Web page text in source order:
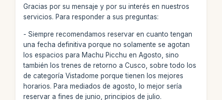
Gracias por su mensaje y por su interés en nuestros
servicios. Para responder a sus preguntas:
- Siempre recomendamos reservar en cuanto tengan
una fecha definitiva porque no solamente se agotan
los espacios para Machu Picchu en Agosto, sino
también los trenes de retorno a Cusco, sobre todo los
de categoría Vistadome porque tienen los mejores
horarios. Para mediados de agosto, lo mejor sería
reservar a fines de junio, principios de julio.